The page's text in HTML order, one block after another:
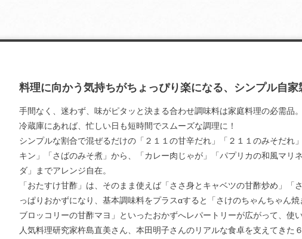
料理に向かう気持ちがちょっぴり楽になる、シンプル自家
手間なく、迷わず、味がピタッと決まる合わせ調味料は家庭料理の必需品
冷蔵庫にあれば、忙しい日も短時間でスムーズな調理に！
シンプルな割合で混ぜるだけの「２１１の甘辛だれ」「２１１のみそだれ
キン」「さばのみそ煮」から、「カレー肉じゃが」「パプリカの和風マリ
ダ」までアレンジ自在。
「おたすけ甘酢」は、そのまま使えば「ささ身とキャベツの甘酢炒め」「
っぱりおかずになり、基本調味料をプラスαすると「さけのちゃんちゃん
ブロッコリーの甘酢マヨ」といったおかずへレパートリーが広がって、使い
人気料理研究家杵島直美さん、本田明子さんのリアルな食卓を支えてきた